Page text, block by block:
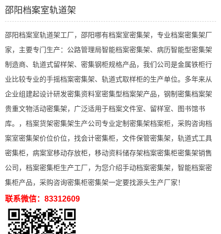
邵阳档案室轨道架
邵阳档案室轨道架工厂，邵阳哪有档案室密集架，专业档案密集架厂
家，主要专门生产：公路管理局智能档案密集架、病历智能型密集架
制造商、轨道式留样架、密集钢柜规格产品，我们公司是金属铁柜行
业比较专业的手摇档案密集架、轨道式取样柜的生产单位。多年来从
企业组建起设计研发密集资料室密集型档案架产品，钢制密集档案架
贵重文物活动密集架，广泛适用于档案文件室、留样室、图书馆书
库。，档案货架密集架生产公司专业定制密集架档案柜，采购咨询档
案室密集架价位价位，找会计密集柜，文件保管密集架，轨道式工具
密集柜，病案室移动存放柜，移动资料储存架档案密集柜密集架销售
公司，档案密集柜生产工厂，为您介绍手动档案密集架，智能档案密
集柜产品，采购咨询密集柜密集架一定要找源头生产厂家！
联系微信：83312609